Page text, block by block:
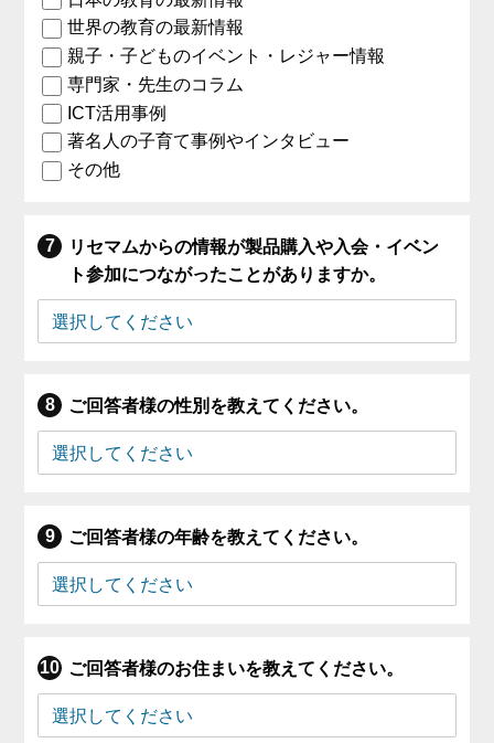
世界の教育の最新情報
親子・子どものイベント・レジャー情報
専門家・先生のコラム
ICT活用事例
著名人の子育て事例やインタビュー
その他
リセマムからの情報が製品購入や入会・イベン
ト参加につながったことがありますか。
ご回答者様の性別を教えてください。
ご回答者様の年齢を教えてください。
ご回答者様のお住まいを教えてください。